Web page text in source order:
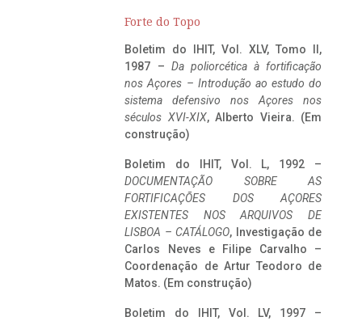
Forte do Topo
Boletim do IHIT, Vol. XLV, Tomo II,
1987 – Da poliorcética à fortificação
nos Açores – Introdução ao estudo do
sistema defensivo nos Açores nos
séculos XVI-XIX, Alberto Vieira. (Em
construção)
Boletim do IHIT, Vol. L, 1992 –
DOCUMENTAÇÃO SOBRE AS
FORTIFICAÇÕES DOS AÇORES
EXISTENTES NOS ARQUIVOS DE
LISBOA – CATÁLOGO, Investigação de
Carlos Neves e Filipe Carvalho –
Coordenação de Artur Teodoro de
Matos. (Em construção)
Boletim do IHIT, Vol. LV, 1997 –